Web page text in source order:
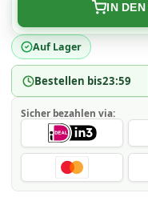
Auf Lager
Bestellen bis23:59
IN
Sicher bezahlen via: